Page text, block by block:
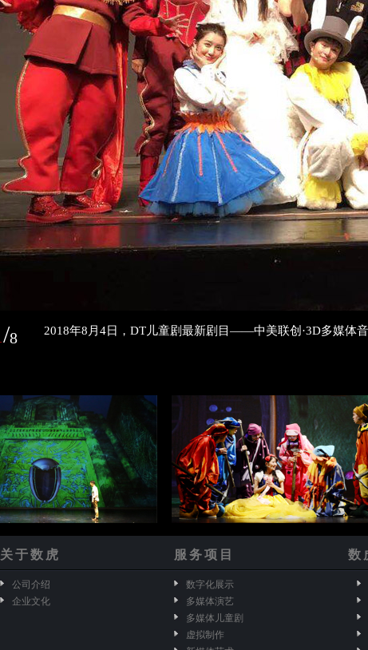
/8 2018年8月4日，DT儿童剧最新剧目——中美联创·3D多媒体
关于数虎 服务项目 数
公司介绍
企业文化
数字化展示
多媒体演艺
多媒体儿童剧
虚拟制作